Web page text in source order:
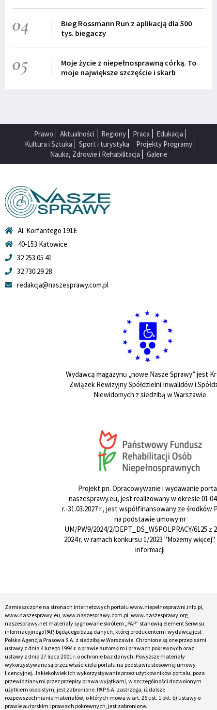
04
Bieg Rossmann Run z aplikacją dla 500
tys. biegaczy
05
Moje życie z niepełnosprawną córką. To
moje największe szczęście i skarb
Prawo Aktualności Regiony Praca
Edukacja
Kultura i Sztuka
Sport i turystyka
Projekty Programy
Nauka, Zdrowie i Rehabilitacja
Galerie
Al. Korfantego 191E
40-153 Katowice
32 253 05 41
32 730 29 28
redakcja@naszesprawy.com.pl
Wydawcą magazynu „nowe Nasze Sprawy” jest
Związek Rewizyjny Spółdzielni Inwalidów i
Niewidomych z siedzibą w Warszawie
Projekt pn. Opracowywanie i wydawanie
naszesprawy.eu, jest realizowany w okresie
r.-31.03.2027 r., jest współfinansowany ze środków
na podstawie umowy nr
UM/PW9/2024/2/DEPT_DS_WSPOLPRACY/6125 z
2024 r. w ramach konkursu 1/2023 "Możemy więcej".
informacji
Zamieszczone na stronach internetowych portalu www.niepelnosprawni.info.pl,
www.naszesprawy.eu, www.naszesprawy.com.pl, www.naszesprawy.org,
naszesprawy.net materiały sygnowane skrótem „PAP” stanowią element Serwisu
informacyjnego PAP, będącego bazą danych, której producentem i wydawcą jest
Polska Agencja Prasowa S.A. z siedzibą w Warszawie. Chronione są one przepisami
ustawy z dnia 4 lutego 1994 r. o prawie autorskim i prawach pokrewnych oraz
ustawy z dnia 27 lipca 2001 r. o ochronie baz danych. Powyższe materiały
wykorzystywane są przez właściciela portalu na podstawie stosownej umowy
licencyjnej. Jakiekolwiek ich wykorzystywanie przez użytkowników portalu, poza
przewidzianymi przez przepisy prawa wyjątkami, w szczególności dozwolonym
użytkiem osobistym, jest zabronione. PAP S.A. zastrzega, iż dalsze
rozpowszechnianie materiałów, o których mowa w art. 25 ust. 1 pkt. b) ustawy o
prawie autorskim i prawach pokrewnych, jest zabronione.